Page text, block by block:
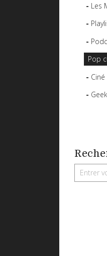
Les
Pop
Ciné